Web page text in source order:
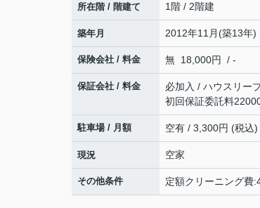
所在階 / 階建て 1階 / 2階建
築年月 2012年11月(築13年)
保険会社 / 料金 無 18,000円 / -
保証会社 / 料金
必加入 / ハウスリー
初回保証委託料
駐車場 / 月額 空有 / 3,300円 (税込
現況 空家
その他条件 定額クリーニング費